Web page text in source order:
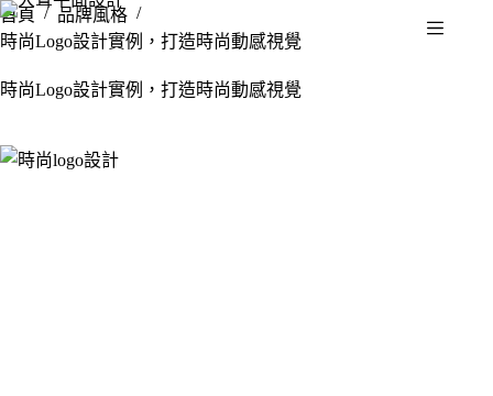
首頁 / 品牌風格 /
時尚Logo設計實例，打造時尚動感視覺
時尚Logo設計實例，打造時尚動感視覺